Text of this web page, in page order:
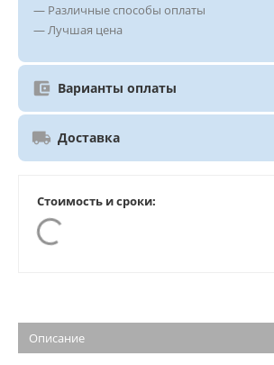
— Различные способы оплаты
— Лучшая цена
Варианты оплаты
Доставка
Стоимость и сроки:
Описание